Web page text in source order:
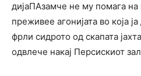
дијаПАзамче не му помага на
преживее агонијата во која
фрли сидрото од скапата
одвлече накај Персискиот